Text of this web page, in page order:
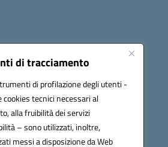
di tracciamento
di profilazione degli utenti -
tecnici necessari al
alla fruibilità dei servizi
– sono utilizzati, inoltre,
messi a disposizione da Web